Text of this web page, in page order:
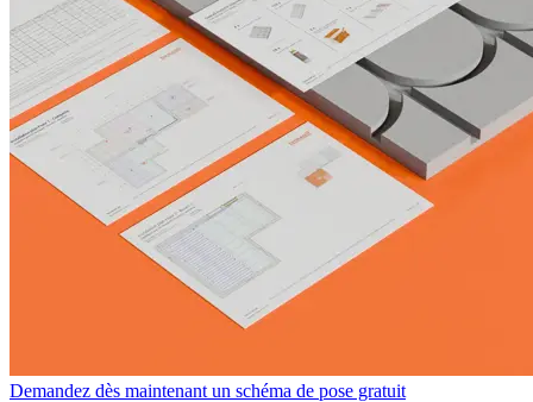
Demandez dès maintenant un schéma de pose gratuit